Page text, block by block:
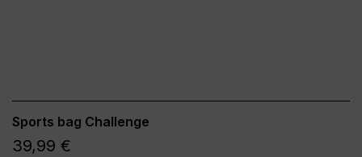
Sports bag Challenge
39,99 €